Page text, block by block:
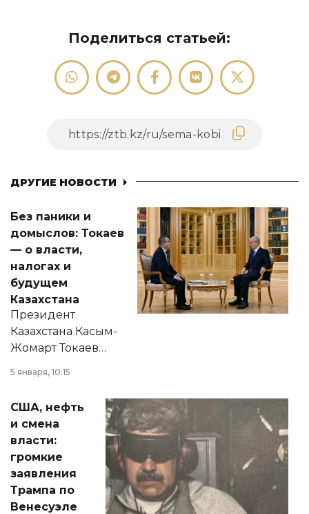
Поделиться статьей:
ДРУГИЕ НОВОСТИ
Без паники и
домыслов: Токаев
— о власти,
налогах и
будущем
Казахстана
Президент
Казахстана Касым-
Жомарт Токаев
сразу несколько
актуальных тем —
от слухов о
политических
реформах до
вопросов армии,
экономики и
личного здоровья.
5 января, 10:15
США, нефть
и смена
власти:
громкие
заявления
Трампа по
Венесуэле